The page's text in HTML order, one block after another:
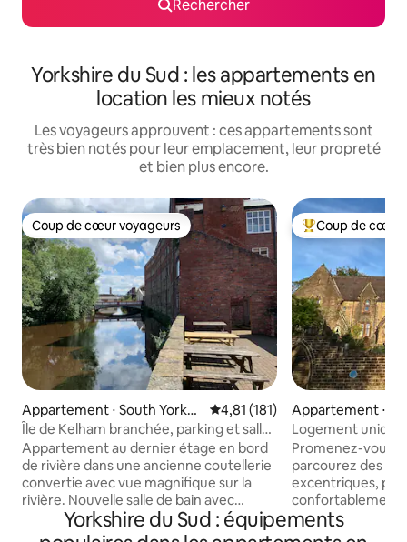
Rechercher
Yorkshire du Sud : les appartements en
location les mieux notés
Les voyageurs approuvent : ces appartements sont
très bien notés pour leur emplacement, leur propreté
et bien plus encore.
Coup de cœur voyageurs
Coup de cœur voyageurs
Appartement ⋅ South Yorksh
ire
Évaluation moyenne sur la
4,81 (181)
Île de Kelham branchée, parking et salle
de sport gratuite
Appartement au dernier étage en bord
de rivière dans une ancienne coutellerie
convertie avec vue magnifique sur la
rivière. Nouvelle salle de bain avec
grande douche à l'italienne de style
hôtelier contemporain. Nouvelle cuisine
Coups de cœur
Coup de cœur
Appartement ⋅
re
Logement
avec vue sur les
Promenez-vous
parcourez des
excentriques,
confortablement
de la rivière.
arrivée. Explorez
Yorkshire du Sud : équipements